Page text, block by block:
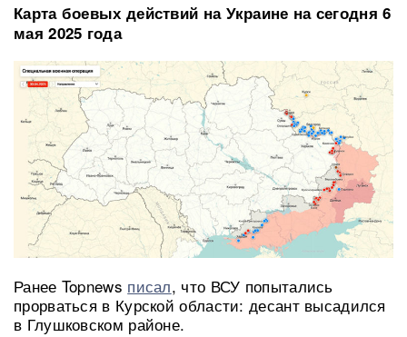
Карта боевых действий на Украине на сегодня 6
мая 2025 года
Ранее Topnews писал, что ВСУ попытались
прорваться в Курской области: десант высадился
в Глушковском районе.